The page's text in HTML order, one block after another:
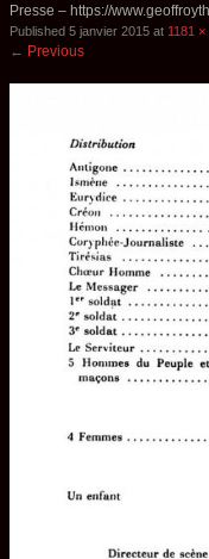
Presse – https://
Published 5 janvier 2015 at 1181 ×
← Previous